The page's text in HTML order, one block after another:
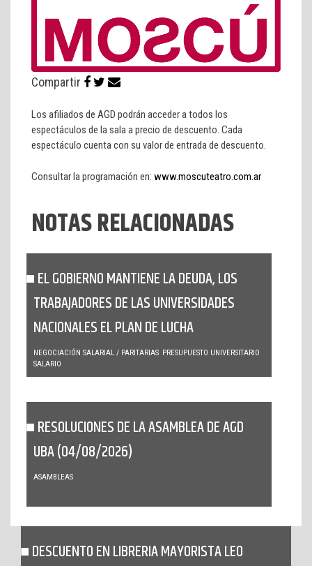
Compartir
Los afiliados de AGD podrán acceder a todos los
espectáculos de la sala a precio de descuento. Cada
espectáculo cuenta con su valor de entrada de descuento.
Consultar la programación en: www.moscuteatro.com.ar
NOTAS RELACIONADAS
EL GOBIERNO MANTIENE LA DEUDA, LOS
TRABAJADORES DE LAS UNIVERSIDADES
NACIONALES EL PLAN DE LUCHA
NEGOCIACIÓN SALARIAL / PARITARIAS PRESUPUESTO UNIVERSITARIO
SALARIO
RESOLUCIONES DE LA ASAMBLEA DE AGD
UBA (04/08/2026)
ASAMBLEAS
DESCUENTO EN LIBRERIA MAYORISTA LEO